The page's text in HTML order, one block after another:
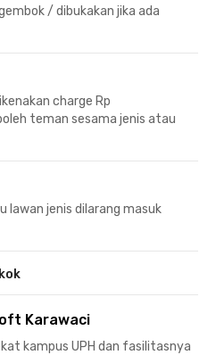
/ dibukakan jika ada
charge Rp
teman sesama jenis atau
lawan jenis dilarang masuk
Karawaci
kampus UPH dan fasilitasnya